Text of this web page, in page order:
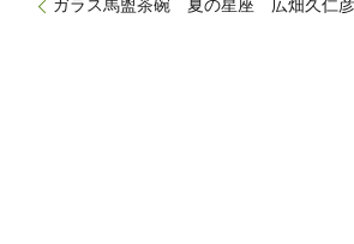
ガラス馬盥茶碗 夏の星座 広畑久仁